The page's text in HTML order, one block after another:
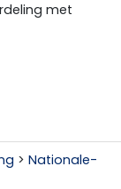
met
> Nationale-